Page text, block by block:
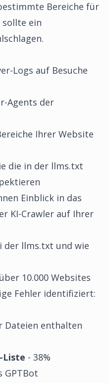
Bereiche für
sollte ein
Logs auf Besuche
Agents der
Ihrer Website
die in der llms.txt
Einblick in das
KI-Crawler auf Ihrer
der llms.txt und wie
10.000 Websites
Fehler identifiziert:
Dateien enthalten
Liste - 38%
GPTBot